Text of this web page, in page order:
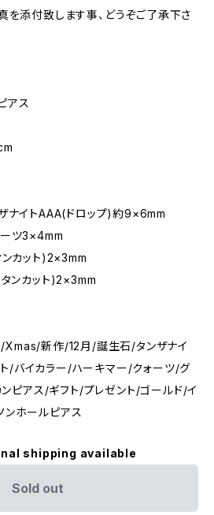
を添付致します事、どうぞご了承下さ
アス
ナイトAAA(ドロップ)約9×6mm
ツ3×4mm
カット)2×3mm
ンカット)2×3mm
新作/12月/誕生石/タンザナイ
/バイカラー/ハーキマー/クォーツ/グ
ピアス/ギフト/プレゼント/ゴールド/イ
ホールピアス
shipping available
Sold out